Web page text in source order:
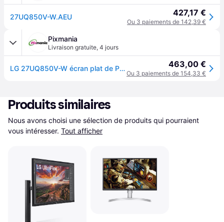
27UQ850V-W.AEU 427,17 €
Ou 3 paiements de 142,39 €
Pixmania
Livraison gratuite, 4 jours
LG 27UQ850V-W écran plat de PC 68,6 cm (27 ) 3840 x 2160 pixels 4K Ultra HD LCD Blanc - Neuf 463,00 €
Ou 3 paiements de 154,33 €
Produits similaires
Nous avons choisi une sélection de produits qui pourraient
vous intéresser. Tout afficher